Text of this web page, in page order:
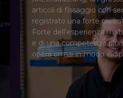
articoli di fissaggio con
registrato una forte
Forte dell'esperienza
e di una competenza
opera ormai in modo